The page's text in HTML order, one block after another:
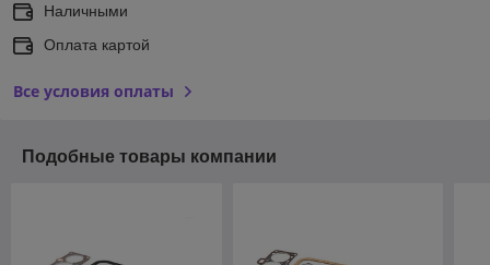
Наличными
Оплата картой
Все условия оплаты
Подобные товары компании